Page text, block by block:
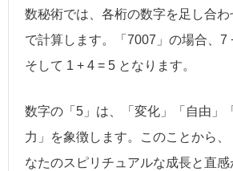
数秘術では、各桁の数字を足し合わ
で計算します。「7007」の場合、7
そして 1 + 4 = 5 となります。
数字の「5」は、「変化」「自由」
力」を象徴します。このことから
なたのスピリチュアルな成長と直